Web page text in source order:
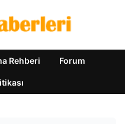
Rehberi Forum